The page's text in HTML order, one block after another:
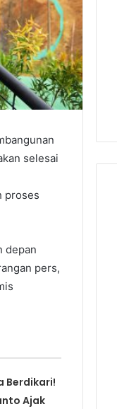
selesai
proses
depan
pers,
Berdikari!
Ajak